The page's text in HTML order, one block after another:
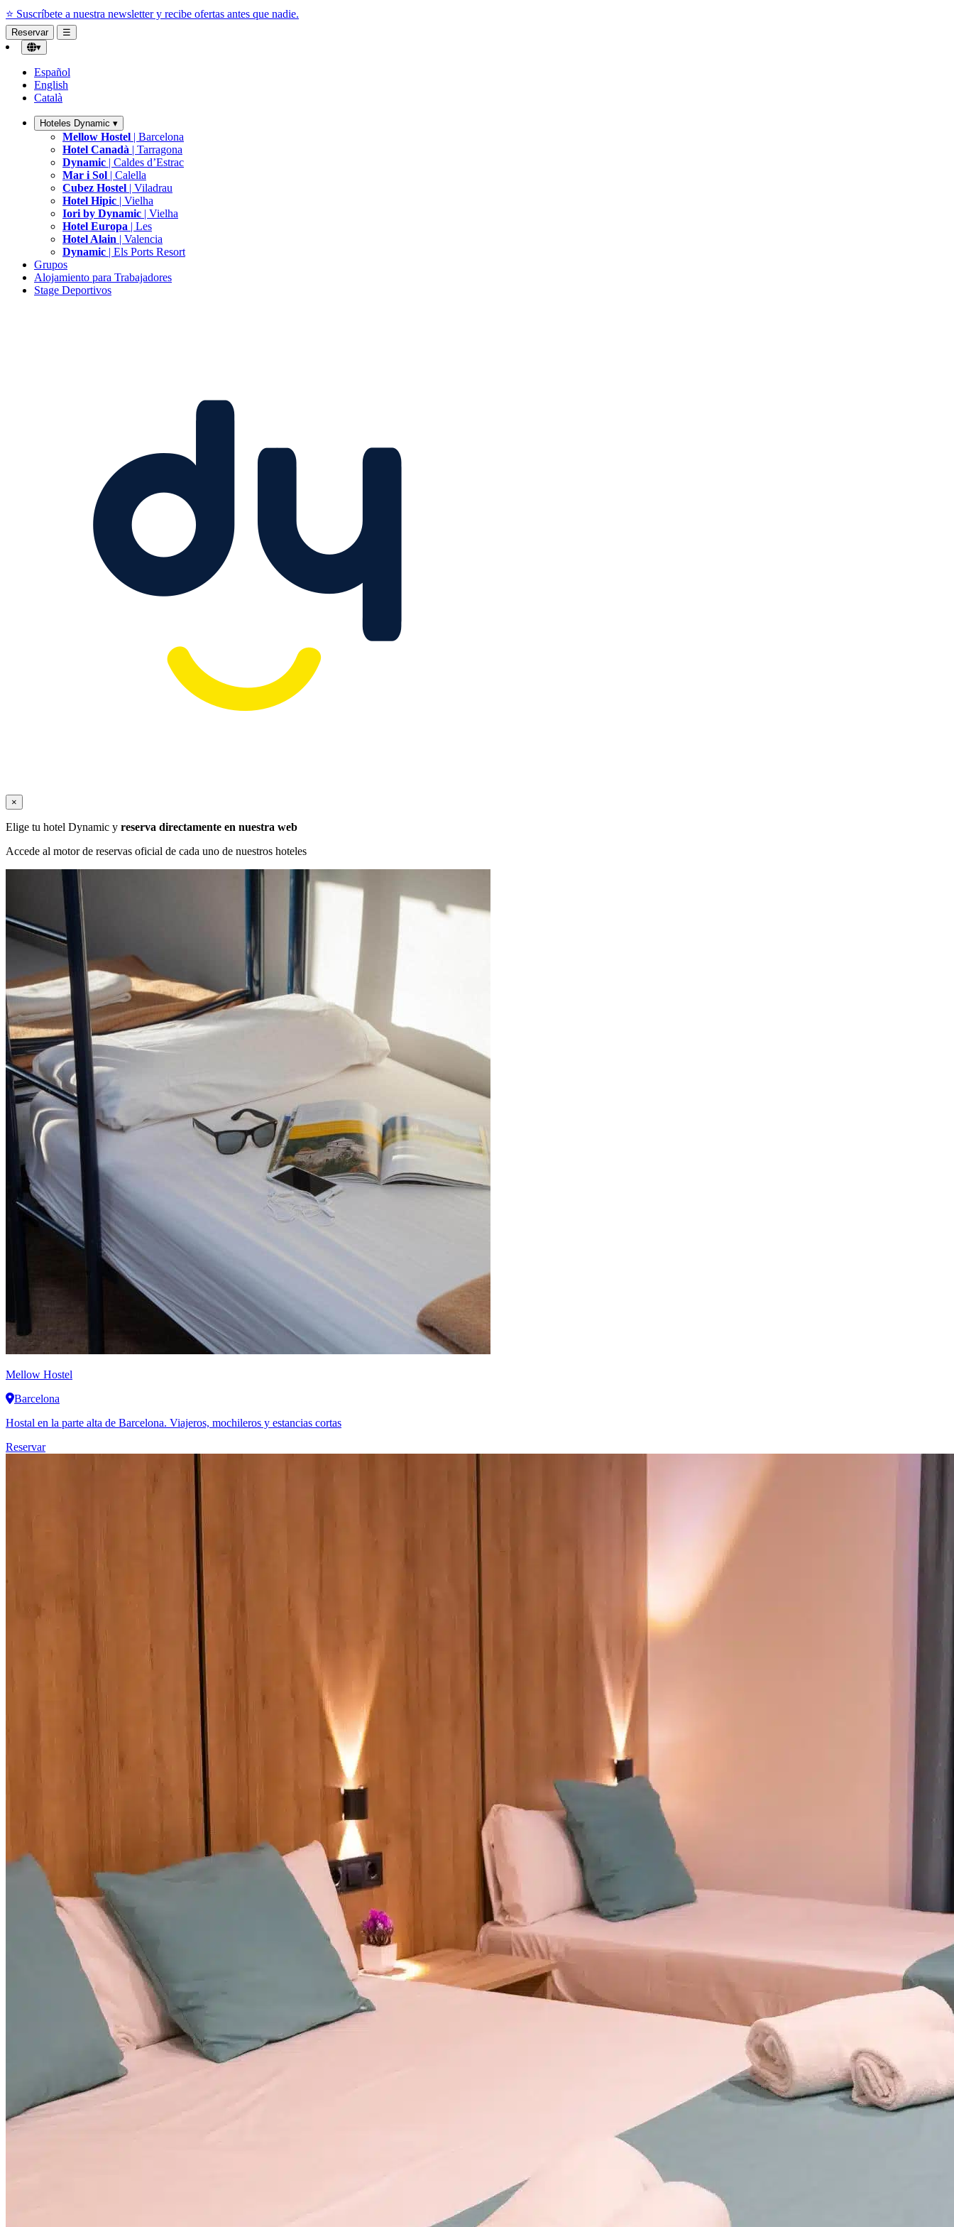
📅 Tarifa larga estancia.Quédate semanas o meses con precio especial.
Reservar
☰
▾
Español
English
Català
Hoteles Dynamic▾
Mellow Hostel | Barcelona
Hotel Canadà| Tarragona
Dynamic| Caldes d’Estrac
Mar i Sol| Calella
Cubez Hostel| Viladrau
Hotel Hipic| Vielha
Iori by Dynamic| Vielha
Hotel Europa| Les
Hotel Alain| Valencia
Dynamic| Els Ports Resort
Grupos
Alojamiento para Trabajadores
Stage Deportivos
×
Elige tu hotel Dynamic y
reserva directamente en nuestra web
Accede al motor de reservas oficial de cada uno de nuestros hoteles
Mellow Hostel
Barcelona
Hostal en la parte alta de Barcelona. Viajeros, mochileros y estancias cortas
Reservar